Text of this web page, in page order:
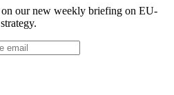
our new weekly briefing on EU-